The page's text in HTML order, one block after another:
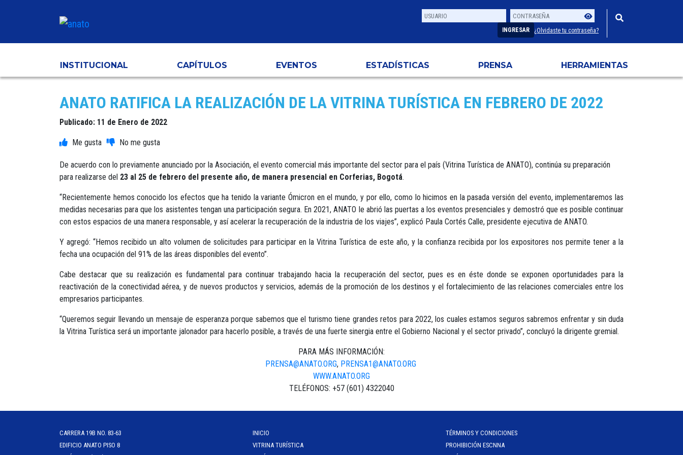
Usuario
Contraseña
INGRESAR ¿Olvidaste tu contraseña?
INSTITUCIONAL CAPÍTULOS EVENTOS ESTADÍSTICAS PRENSA HERRAMIENTAS
ANATO RATIFICA LA REALIZACIÓN DE LA VITRINA TURÍSTICA EN FEBRERO DE 2022
Publicado: 11 de Enero de 2022
De acuerdo con lo previamente anunciado por la Asociación, el evento comercial más importante del sector para el país (Vitrina Turística de ANATO), continúa su preparación
para realizarse del 23 al 25 de febrero del presente año, de manera presencial en Corferias, Bogotá.
“Recientemente hemos conocido los efectos que ha tenido la variante Ómicron en el mundo, y por ello, como lo hicimos en la pasada versión del evento, implementaremos las
medidas necesarias para que los asistentes tengan una participación segura. En 2021, ANATO le abrió las puertas a los eventos presenciales y demostró que es posible continuar
con estos espacios de una manera responsable, y así acelerar la recuperación de la industria de los viajes”, explicó Paula Cortés Calle, presidente ejecutiva de ANATO.
Y agregó: “Hemos recibido un alto volumen de solicitudes para participar en la Vitrina Turística de este año, y la confianza recibida por los expositores nos permite tener a la
fecha una ocupación del 91% de las áreas disponibles del evento”.
Cabe destacar que su realización es fundamental para continuar trabajando hacia la recuperación del sector, pues es en éste donde se exponen oportunidades para la
reactivación de la conectividad aérea, y de nuevos productos y servicios, además de la promoción de los destinos y el fortalecimiento de las relaciones comerciales entre los
empresarios participantes.
“Queremos seguir llevando un mensaje de esperanza porque sabemos que el turismo tiene grandes retos para 2022, los cuales estamos seguros sabremos enfrentar y sin duda
la Vitrina Turística será un importante jalonador para hacerlo posible, a través de una fuerte sinergia entre el Gobierno Nacional y el sector privado”, concluyó la dirigente gremial.
PARA MÁS INFORMACIÓN:
PRENSA@ANATO.ORG, PRENSA1@ANATO.ORG
WWW.ANATO.ORG
TELÉFONOS: +57 (601) 4322040
CARRERA 19B NO. 83-63
EDIFICIO ANATO PISO 8
INICIO
VITRINA TURÍSTICA
TÉRMINOS Y CONDICIONES
PROHIBICIÓN ESCNNA